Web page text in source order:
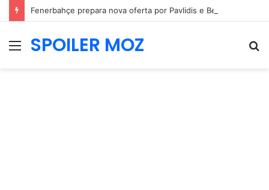
MenuSPOILER MOZ